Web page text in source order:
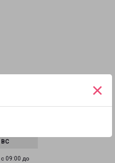
×
с 09:00 до